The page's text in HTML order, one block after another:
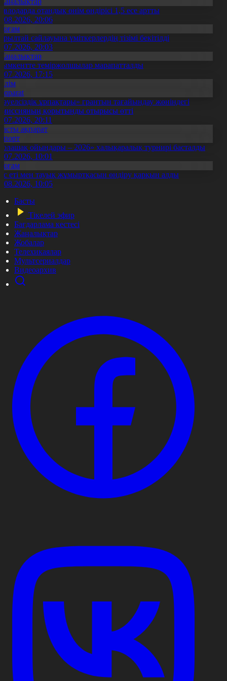
отандық өнім өндірісі 1,5 есе артты
20:06
сайлауына үміткерлердің тізімі бекітілді
20:03
теміржолшылар марапатталды
17:15
ұрпақтары» грантын тағайындау жөніндегі
қорытынды отырысы өтті
20:11
ақпарат
ойындары – 2026» халықаралық турнирі басталды
10:01
еті мен тауық жұмыртқасын өндіру қарқын алды
10:05
Басты
Тікелей эфир
Бағдарлама кестесі
Жаңалықтар
Жобалар
Телехикаялар
Мультсериалдар
Видеоархив